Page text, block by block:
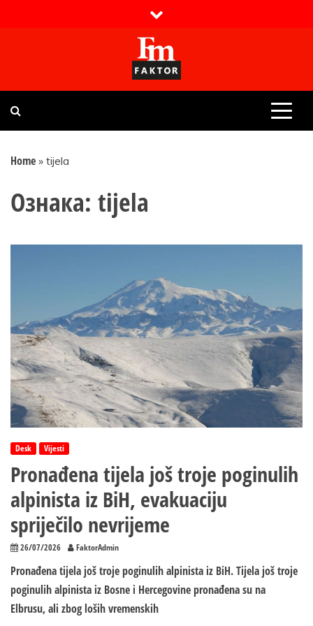
Faktor magazin
Uvijek presudan
Home » tijela
Ознака: tijela
Desk Vijesti
Pronađena tijela još troje poginulih
alpinista iz BiH, evakuaciju
spriječilo nevrijeme
26/07/2026 FaktorAdmin
Pronađena tijela još troje poginulih alpinista iz BiH. Tijela još troje
poginulih alpinista iz Bosne i Hercegovine pronađena su na
Elbrusu, ali zbog loših vremenskih